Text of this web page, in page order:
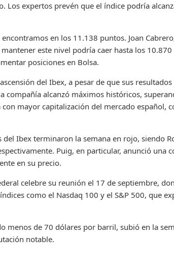
Los expertos prevén que el índice podría
en los 11.138 puntos. Joan
este nivel podría caer hasta los
posiciones en Bolsa.
del Ibex, a pesar de que sus
compañía alcanzó máximos históricos,
mayor capitalización del mercado español,
Ibex terminaron la semana en rojo, siendo
Puig, en particular, anunció una
en su precio.
celebre su reunión el 17 de septiembre,
como el Nasdaq 100 y el S&P 500, que
menos de 70 dólares por barril, subió en la
notable.